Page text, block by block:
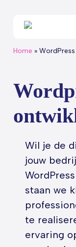
content
Home »
Wil je de
jouw
staan we
te
ervaring